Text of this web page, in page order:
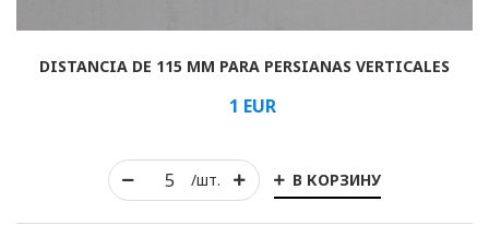
/шт. В КОРЗИНУ
DISTANCIA DE 115 MM PARA PERSIANAS VERTICALES
1 EUR